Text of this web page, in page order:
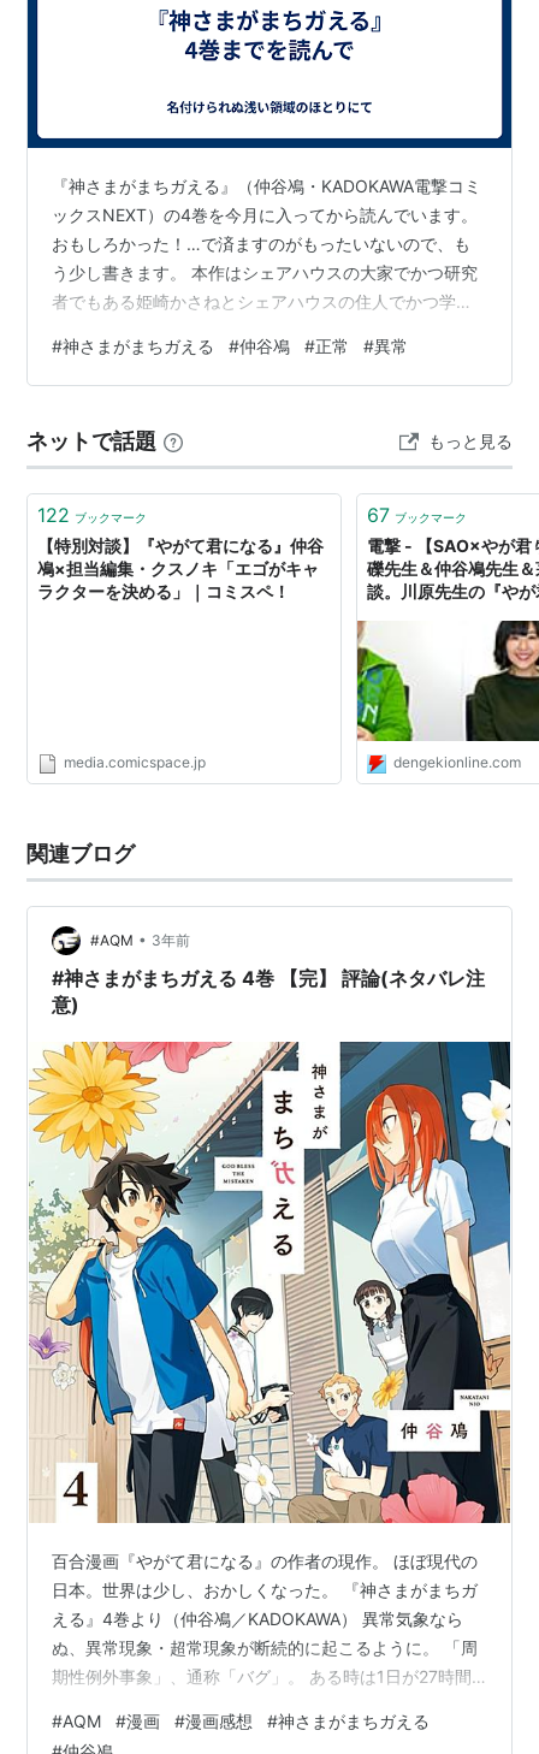
『神さまがまちガえる』（仲谷鳰・KADOKAWA電撃コミ
ックスNEXT）の4巻を今月に入ってから読んでいます。
おもしろかった！…で済ますのがもったいないので、も
う少し書きます。 本作はシェアハウスの大家でかつ研究
者でもある姫崎かさねとシェアハウスの住人でかつ学生
する」（20話）などの（想像つかぬことが発生する）異
常なバグが起こりやすい社会での物語で、この4巻がラス
話ではいわゆるバグのない世界、物語の中の言葉を借り
れば「修正されるべき異常が存在しない世界」が到来し
ます。その世界は主人公の紺…
#神さまがまちガえる #仲谷鳰 #正常 #異常
ネットで話題 もっと見る
122 ブックマーク
【特別対談】『やがて君になる』仲谷
鳰×担当編集・クスノキ「エゴがキャ
ラクターを決める」｜コミスペ！
media.comicspace.jp
67 ブックマーク
電撃 - 【SAO×やが君
礫先生＆仲谷鳰先生
談。川原先生の『や
dengekionline.com
関連ブログ
#AQM • 3年前
#神さまがまちガえる 4巻 【完】 評論(ネタバレ注
意)
百合漫画『やがて君になる』の作者の現作。 ほぼ現代の
日本。世界は少し、おかしくなった。 『神さまがまちガ
える』4巻より（仲谷鳰／KADOKAWA） 異常気象なら
ぬ、異常現象・超常現象が断続的に起こるように。 「周
期性例外事象」、通称「バグ」。 ある時は1日が27時間
大規模・影響大なバグは短期で収束し、逆に小規模・影
#AQM #漫画 #漫画感想 #神さまがまちガえる